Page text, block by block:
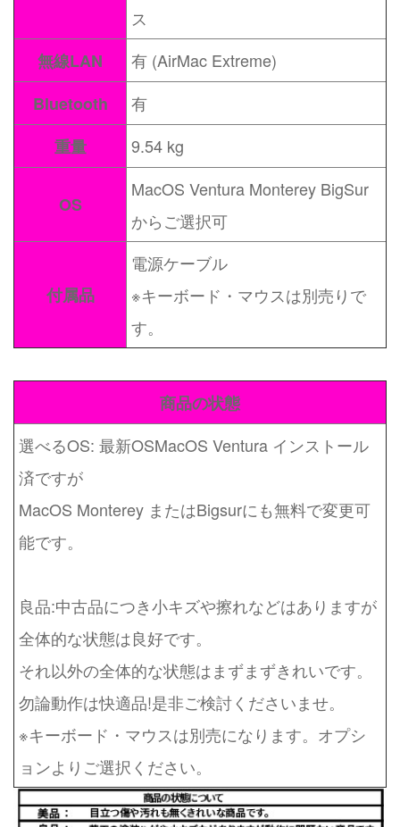
ス
無線LAN
有 (AirMac Extreme)
Bluetooth
有
重量
9.54 kg
OS
MacOS Ventura Monterey BigSur
からご選択可
付属品
電源ケーブル
※キーボード・マウスは別売りで
す。
商品の状態
選べるOS: 最新OSMacOS Ventura インストール
済ですが
MacOS Monterey またはBigsurにも無料で変更可
能です。
良品:中古品につき小キズや擦れなどはありますが
全体的な状態は良好です。
それ以外の全体的な状態はまずまずきれいです。
勿論動作は快適品!是非ご検討くださいませ。
※キーボード・マウスは別売になります。オプシ
ョンよりご選択ください。